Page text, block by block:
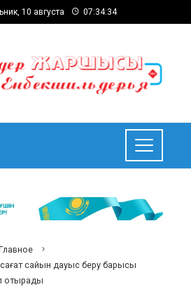
10 августа 07:34:35
сағат сайын дауыс беру барысы
отырады